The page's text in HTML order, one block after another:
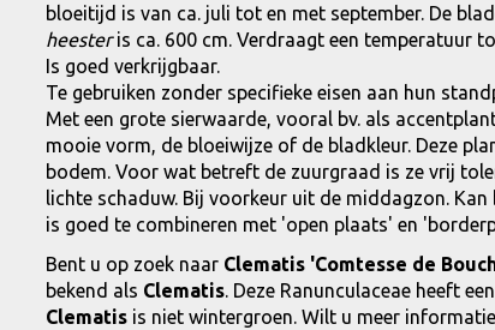
bloeitijd is van ca. juli tot en met september. De
heesteris ca. 600 cm. Verdraagt een temperatuur
Is goed verkrijgbaar.
Te gebruiken zonder specifieke eisen aan hun
Met een grote sierwaarde, vooral bv. als
mooie vorm, de bloeiwijze of de bladkleur. Deze
bodem. Voor wat betreft de zuurgraad is ze vrij
lichte schaduw. Bij voorkeur uit de middagzon.
is goed te combineren met 'open plaats' en
Bent u op zoek naar Clematis 'Comtesse de
bekend als Clematis. Deze Ranunculaceae heeft
Clematis is niet wintergroen. Wilt u meer